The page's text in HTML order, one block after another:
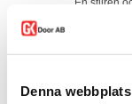
Denna
En stilren
skålar som